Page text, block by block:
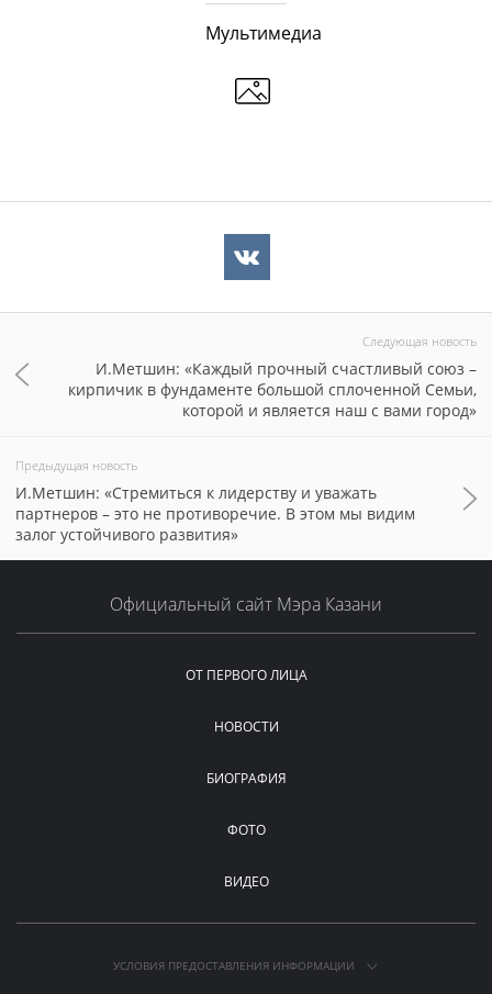
Мультимедиа
Следующая новость
И.Метшин: «Каждый прочный счастливый союз –
кирпичик в фундаменте большой сплоченной Семьи,
которой и является наш с вами город»
Предыдущая новость
И.Метшин: «Стремиться к лидерству и уважать
партнеров – это не противоречие. В этом мы видим
залог устойчивого развития»
Официальный сайт Мэра Казани
ОТ ПЕРВОГО ЛИЦА
НОВОСТИ
БИОГРАФИЯ
ФОТО
ВИДЕО
УСЛОВИЯ ПРЕДОСТАВЛЕНИЯ ИНФОРМАЦИИ